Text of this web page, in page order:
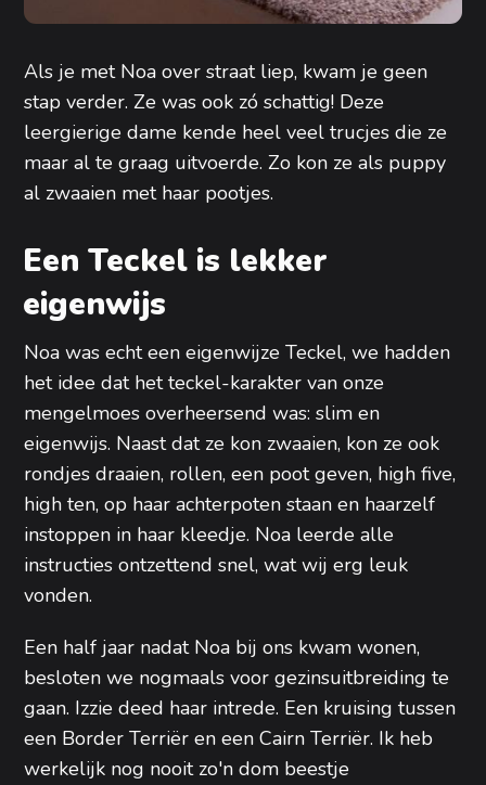
Als je met Noa over straat liep, kwam je geen
stap verder. Ze was ook zó schattig! Deze
leergierige dame kende heel veel trucjes die ze
maar al te graag uitvoerde. Zo kon ze als puppy
al zwaaien met haar pootjes.
Een Teckel is lekker
eigenwijs
Noa was echt een eigenwijze Teckel, we hadden
het idee dat het teckel-karakter van onze
mengelmoes overheersend was: slim en
eigenwijs. Naast dat ze kon zwaaien, kon ze ook
rondjes draaien, rollen, een poot geven, high five,
high ten, op haar achterpoten staan en haarzelf
instoppen in haar kleedje. Noa leerde alle
instructies ontzettend snel, wat wij erg leuk
vonden.
Een half jaar nadat Noa bij ons kwam wonen,
besloten we nogmaals voor gezinsuitbreiding te
gaan. Izzie deed haar intrede. Een kruising tussen
een Border Terriër en een Cairn Terriër. Ik heb
werkelijk nog nooit zo'n dom beestje